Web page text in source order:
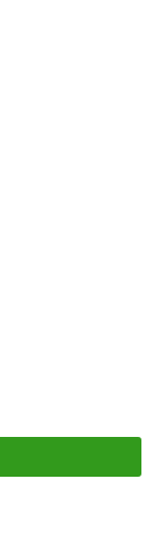
з розділу
звіти